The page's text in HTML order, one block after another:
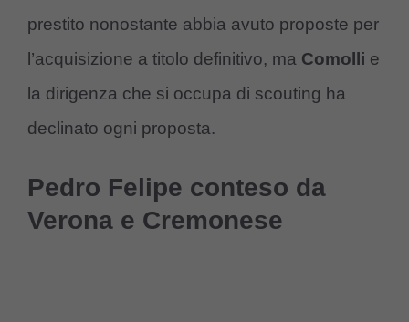
prestito nonostante abbia avuto proposte per
l’acquisizione a titolo definitivo, ma Comolli e
la dirigenza che si occupa di scouting ha
declinato ogni proposta.
Pedro Felipe conteso da
Verona e Cremonese